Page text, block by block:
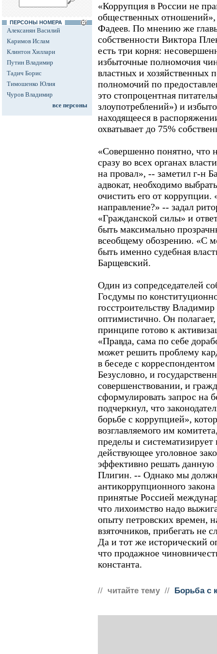
ПЕРСОНЫ НОМЕРА
Алексанян Василий
Каримов Ислам
Клинтон Хиллари
Путин Владимир
Тадич Борис
Тимошенко Юлия
Чуров Владимир
все персоны
«Коррупция в России не
общественных
Фадеев. По мнению же
собственности Виктора
есть три корня:
избыточные полномочия
властных и хозяйственных
полномочий по
это стопроцентная
злоупотреблений») и
находящееся в
охватывает до 75%
«Совершенно понятно, что
сразу во всех органах
на провал», -- заметил г-н
адвокат, необходимо
очистить его от
направление?» -- задал
«Гражданской силы» и
быть максимально
всеобщему обозрению. «С
быть именно судебная
Барщевский.
Один из сопредседателей
Госдумы по
госстроительству
оптимистично. Он
принципе готово к
«Правда, сама по себе
может решить проблему
в беседе с
Безусловно, и
совершенствовании, и
сформулировать запрос на
подчеркнул, что
борьбе с коррупцией»,
возглавляемого им
пределы и
действующее уголовное
эффективно решать данную
Плигин. -- Однако мы
антикоррупционного
принятые Россией
что лихоимство надо
опыту петровских времен,
взяточников, прибегать не
Да и тот же исторический
что продажное
константа.
// читайте тему // Борьба с